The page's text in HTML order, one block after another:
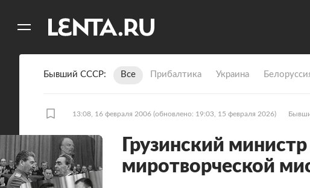
Бывший СССР Все Прибалтика Украина
13:08, 16 февраля 2006 (обновлено: 19:03, 15 февраля 2026)
Грузинский
миротворческой